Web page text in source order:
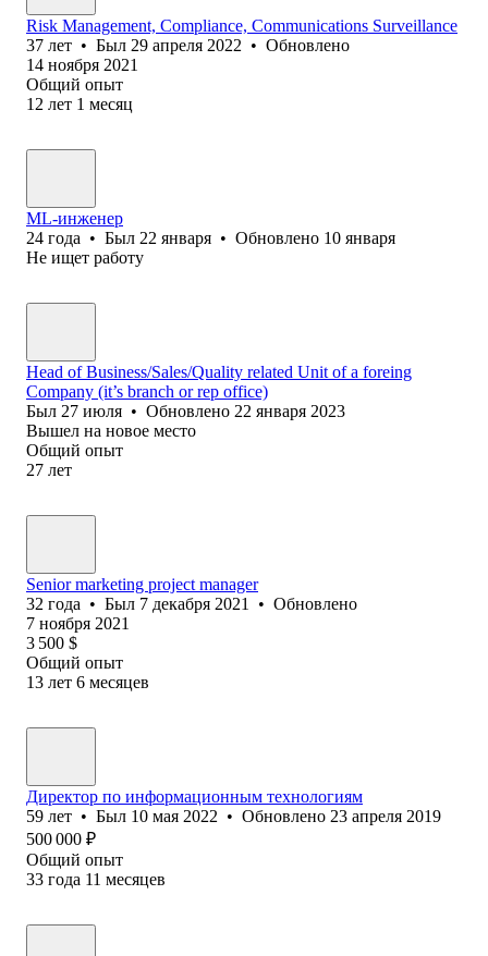
Risk Management, Compliance, Communications Surveillance
37 лет • Был 29 апреля 2022 • Обновлено
14 ноября 2021
Общий опыт
12 лет 1 месяц
ML-инженер
24 года • Был 22 января • Обновлено 10 января
Не ищет работу
Head of Business/Sales/Quality related Unit of a foreing
Company (it’s branch or rep office)
Был 27 июля • Обновлено 22 января 2023
Вышел на новое место
Общий опыт
27 лет
Senior marketing project manager
32 года • Был 7 декабря 2021 • Обновлено
7 ноября 2021
3 500 $
Общий опыт
13 лет 6 месяцев
Директор по информационным технологиям
59 лет • Был 10 мая 2022 • Обновлено 23 апреля 2019
500 000 ₽
Общий опыт
33 года 11 месяцев